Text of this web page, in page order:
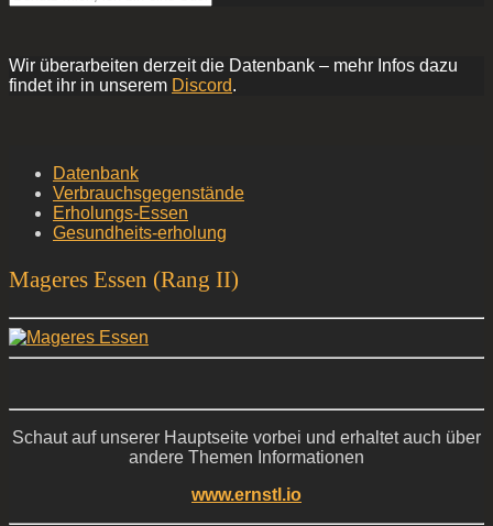
Wir überarbeiten derzeit die Datenbank – mehr Infos dazu
findet ihr in unserem Discord.
Datenbank
Verbrauchsgegenstände
Erholungs-Essen
Gesundheits-erholung
Mageres Essen (Rang II)
Schaut auf unserer Hauptseite vorbei und erhaltet auch über
andere Themen Informationen
www.ernstl.io